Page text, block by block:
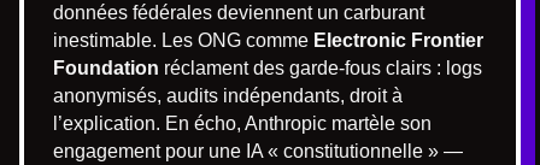
données fédérales deviennent un carburant
inestimable. Les ONG comme Electronic Frontier
Foundation réclament des garde-fous clairs : logs
anonymisés, audits indépendants, droit à
l’explication. En écho, Anthropic martèle son
engagement pour une IA « constitutionnelle » —